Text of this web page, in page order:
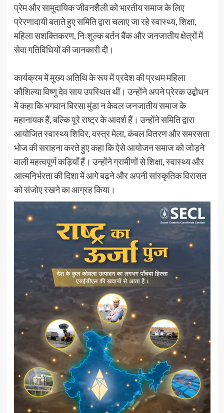
प्रेम और सामुदायिक जीवनशैली को भारतीय समाज के लिए
प्रेरणादायी बताते हुए समिति द्वारा चलाए जा रहे स्वास्थ्य, शिक्षा,
महिला सशक्तिकरण, निःशुल्क बर्तन बैंक और जनजातीय क्षेत्रों में
सेवा गतिविधियों की जानकारी दी।
कार्यक्रम में मुख्य अतिथि के रूप में प्रदेश की प्रथम महिला
कौशिल्या विष्णु देव साय उपस्थित थीं। उन्होंने अपने प्रेरक उद्बोधन
में कहा कि भगवान बिरसा मुंडा न केवल जनजातीय समाज के
महानायक हैं, बल्कि पूरे राष्ट्र के आदर्श हैं। उन्होंने समिति द्वारा
आयोजित स्वास्थ्य शिविर, वस्त्र मेला, कंबल वितरण और समरसता
भोज की सराहना करते हुए कहा कि ऐसे आयोजन समाज को जोड़ने
वाली महत्वपूर्ण कड़ियाँ हैं। उन्होंने ग्रामीणों से शिक्षा, स्वास्थ्य और
आत्मनिर्भरता की दिशा में आगे बढ़ने और अपनी सांस्कृतिक विरासत
को संजोए रखने का आग्रह किया।